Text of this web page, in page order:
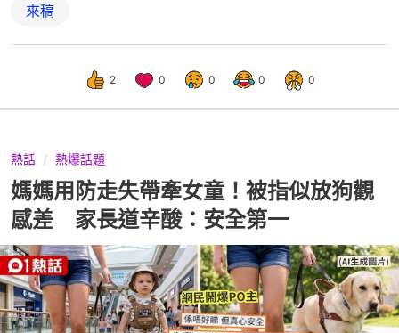
來稿
2 0 0 0 0
熱話 熱爆話題
媽媽用防走失帶牽女童！被指似放狗觀
感差 家長道辛酸：安全第一